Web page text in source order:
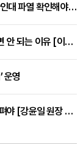
무릎 통증 가라앉았는데 자꾸 '휘청'...전·후방십자인대 파열 확인해야 [곽우경 원장 칼럼]
팔 들기 어려운 오십견, 통증 줄었다고 운동 멈추면 안 되는 이유 [이병욱 원장 칼럼]
운영
손발 다한증 보톡스, 시술 전 원인과 적용 범위 살펴야 [강윤일 원장 칼럼]